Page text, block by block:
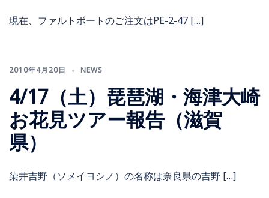
現在、ファルトボートのご注文はPE-2-47 […]
2010年4月20日 NEWS
4/17（土）琵琶湖・海津大崎
お花見ツアー報告（滋賀
県）
染井吉野（ソメイヨシノ）の名称は奈良県の吉野 […]